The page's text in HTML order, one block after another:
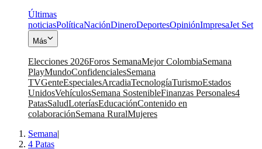
Últimas
noticiasPolíticaNaciónDineroDeportesOpiniónImpresaJet Set
Más
Elecciones 2026Foros SemanaMejor ColombiaSemana
PlayMundoConfidencialesSemana
TVGenteEspecialesArcadiaTecnologíaTurismoEstados
UnidosVehículosSemana SostenibleFinanzas Personales4
PatasSaludLoteríasEducaciónContenido en
colaboraciónSemana RuralMujeres
Semana|
4 Patas